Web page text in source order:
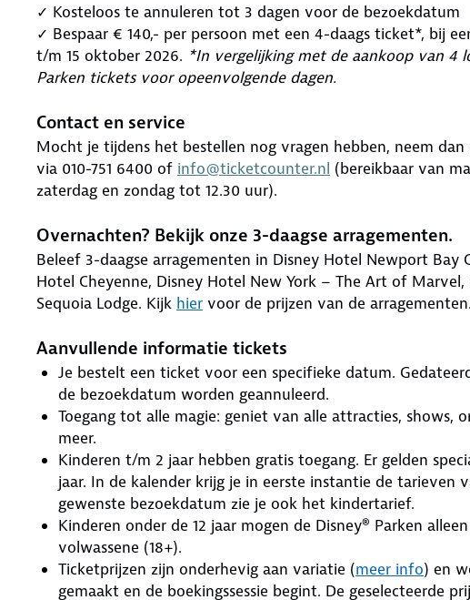
✓ Kosteloos te annuleren tot 3 dagen voor de bezoekdatum
✓ Bespaar € 140,- per persoon met een 4-daags ticket*, bij
t/m 15 oktober 2026. *In vergelijking met de aankoop van 4
Parken tickets voor opeenvolgende dagen.
Contact en service
Mocht je tijdens het bestellen nog vragen hebben, neem
via 010-751 6400 of info@ticketcounter.nl (bereikbaar van
zaterdag en zondag tot 12.30 uur).
Overnachten? Bekijk onze 3-daagse arragementen.
Beleef 3-daagse arragementen in Disney Hotel Newport Bay
Hotel Cheyenne, Disney Hotel New York – The Art of
Sequoia Lodge. Kijk hier voor de prijzen van de arragementen.
Aanvullende informatie tickets
Je bestelt een ticket voor een specifieke datum.
de bezoekdatum worden geannuleerd.
Toegang tot alle magie: geniet van alle attracties, shows,
meer.
Kinderen t/m 2 jaar hebben gratis toegang. Er gelden
jaar. In de kalender krijg je in eerste instantie de tarieven
gewenste bezoekdatum zie je ook het kindertarief.
Kinderen onder de 12 jaar mogen de Disney® Parken
volwassene (18+).
Ticketprijzen zijn onderhevig aan variatie (meer info) en
gemaakt en de boekingssessie begint. De geselecteerde